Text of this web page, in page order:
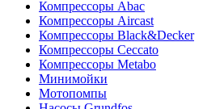
Компрессоры Abac
Компрессоры Aircast
Компрессоры Black&Decker
Компрессоры Ceccato
Компрессоры Metabo
Минимойки
Мотопомпы